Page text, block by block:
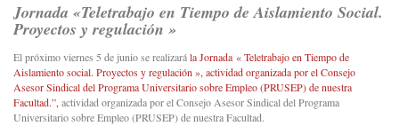
Jornada «Teletrabajo en Tiempo de Aislamiento Social.
Proyectos y regulación »
El próximo viernes 5 de junio se realizarála Jornada « Teletrabajo en Tiempo de
Aislamiento social. Proyectos y regulación », actividad organizada por el Consejo
Asesor Sindical del Programa Universitario sobre Empleo (PRUSEP) de nuestra
Facultad.”,actividad organizada por el Consejo Asesor Sindical del Programa
Universitario sobre Empleo (PRUSEP) de nuestra Facultad.